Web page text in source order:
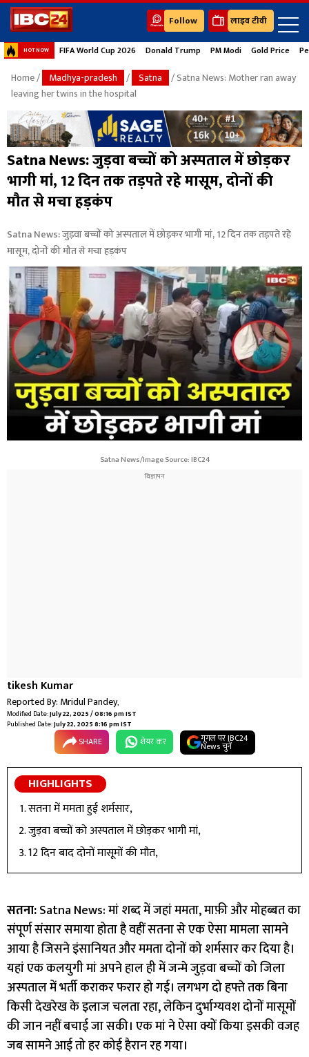
Follow लाइव टीवी
HOT NOW FIFA World Cup 2026 Donald Trump PM Modi Gold Price
Home/ Madhya-pradesh / Satna
/ Satna News: Mother ran away
leaving her twins in the hospital
Satna News: जुड़वा बच्चों को अस्पताल में छोड़कर
भागी मां, 12 दिन तक तड़पते रहे मासूम, दोनों की
मौत से मचा हड़कंप
Satna News: जुड़वा बच्चों को अस्पताल में छोड़कर भागी मां, 12 दिन तक तड़पते रहे
मासूम, दोनों की मौत से मचा हड़कंप
Satna News/Image Source: IBC24
tikesh Kumar
Reported By: Mridul Pandey,
Modified Date:July 22, 2025 / 08:16 pm IST
Published Date:July 22, 2025 8:16 pm IST
SHARE शेयर कर गूगल पर IBC24
News चुनें
HIGHLIGHTS
सतना में ममता हुई शर्मसार,
जुड़वा बच्चों को अस्पताल में छोड़कर भागी मां,
12 दिन बाद दोनों मासूमों की मौत,
सतना:Satna News: मां शब्द में जहां ममता, माफ़ी और मोहब्बत का
संपूर्ण संसार समाया होता है वहीं सतना से एक ऐसा मामला सामने
आया है जिसने इंसानियत और ममता दोनों को शर्मसार कर दिया है।
यहां एक कलयुगी मां अपने हाल ही में जन्मे जुड़वा बच्चों को जिला
अस्पताल में भर्ती कराकर फरार हो गई। लगभग दो हफ्ते तक बिना
किसी देखरेख के इलाज चलता रहा, लेकिन दुर्भाग्यवश दोनों मासूमों
की जान नहीं बचाई जा सकी। एक मां ने ऐसा क्यों किया इसकी वजह
जब सामने आई तो हर कोई हैरान रह गया।